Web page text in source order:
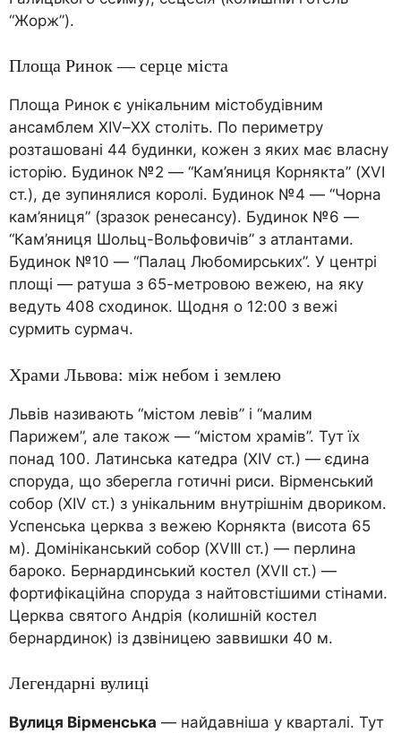
“Жорж”).
Площа Ринок — серце міста
Площа Ринок є унікальним містобудівним
ансамблем XIV–XX століть. По периметру
розташовані 44 будинки, кожен з яких має власну
історію. Будинок №2 — “Кам’яниця Корнякта” (XVI
ст.), де зупинялися королі. Будинок №4 — “Чорна
кам’яниця” (зразок ренесансу). Будинок №6 —
“Кам’яниця Шольц-Вольфовичів” з атлантами.
Будинок №10 — “Палац Любомирських”. У центрі
площі — ратуша з 65-метровою вежею, на яку
ведуть 408 сходинок. Щодня о 12:00 з вежі
сурмить сурмач.
Храми Львова: між небом і землею
Львів називають “містом левів” і “малим
Парижем”, але також — “містом храмів”. Тут їх
понад 100. Латинська катедра (XIV ст.) — єдина
споруда, що зберегла готичні риси. Вірменський
собор (XIV ст.) з унікальним внутрішнім двориком.
Успенська церква з вежею Корнякта (висота 65
м). Домініканський собор (XVIII ст.) — перлина
бароко. Бернардинський костел (XVII ст.) —
фортифікаційна споруда з найтовстішими стінами.
Церква святого Андрія (колишній костел
бернардинок) із дзвіницею заввишки 40 м.
Легендарні вулиці
Вулиця Вірменська — найдавніша у кварталі. Тут